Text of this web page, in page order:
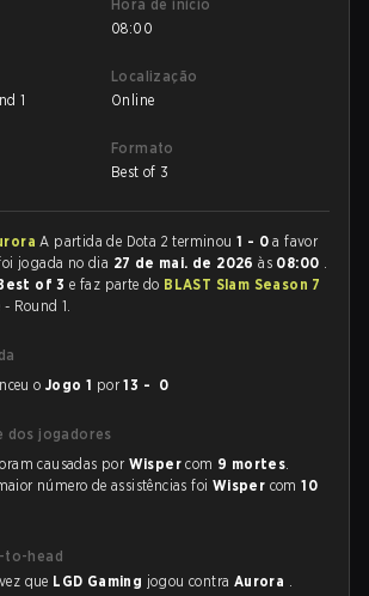
Hora de início
08:00
1
Localização
Online
Formato
Best of 3
A partida de Dota 2 terminou1 - 0 a favor
jogada no dia 27 de mai. de 2026às 08:00 .
of 3e faz parte do BLAST Slam Season 7
Round 1.
o Jogo 1 por13 - 0
dos jogadores
causadas por Wisper com 9 mortes.
número de assistências foi Wisper com10
to-head
que LGD Gaming jogou contra Aurora .